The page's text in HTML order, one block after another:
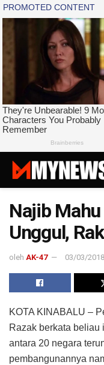
Najib
Unggul,
oleh AK-47 03/03/2018
KOTA KINABALU –
Razak berkata
antara 20 negara
pembangunannya